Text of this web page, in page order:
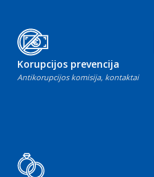
Korupcijos prevencija
Antikorupcijos komisija, kontaktai